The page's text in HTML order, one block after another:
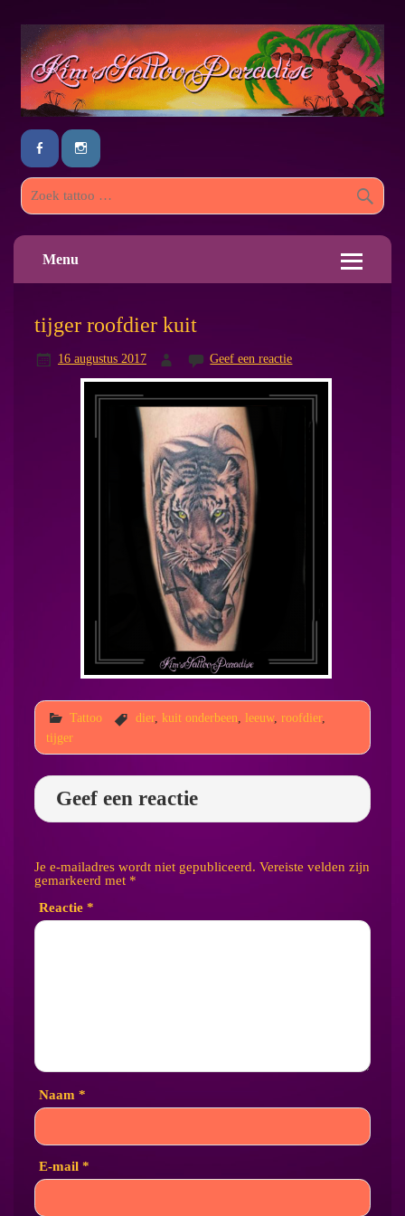
Menu
tijger roofdier kuit
16 augustus 2017 Geef een reactie
Tattoo dier, kuit onderbeen leeuw, roofdier,
tijger
Geef een reactie
Je e-mailadres wordt niet gepubliceerd. Vereiste velden zijn
gemarkeerd met *
Reactie *
Naam *
E-mail *